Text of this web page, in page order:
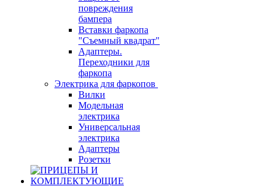
повреждения
бампера
Вставки фаркопа
"Съемный квадрат"
Адаптеры.
Переходники для
фаркопа
Электрика для фаркопов
Вилки
Модельная
электрика
Универсальная
электрика
Адаптеры
Розетки